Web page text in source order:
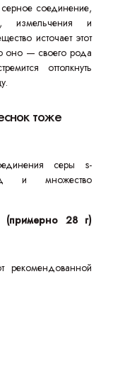
соединение,
измельчения и
источает этот
оно — своего рода
оттолкнуть
тоже
серы s-
и множество
(примерно 28 г)